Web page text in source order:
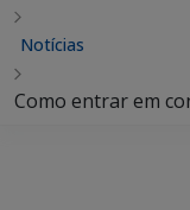
Notícias
Como entrar em